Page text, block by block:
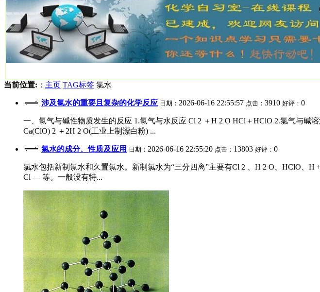
W X Y Z
当前位置: ： 主页 TAG标签 氯水
涉及氯水的重要且复杂的化学反应 日期： 2026-06-16 22:55:57 点击： 3910 好评： 0
一、氯气与碱性物质发生的反应 1.氯气与水反应 Cl 2 ＋H 2 O HCl＋HClO 2.氯气与碱
Ca(ClO) 2 ＋2H 2 O(工业上制漂白粉) ...
氯水的成分、性质及应用 日期： 2026-06-16 22:55:20 点击： 13803 好评： 0
氯水包括新制氯水和久置氯水。新制氯水为“三分四离”主要有Cl 2 、H 2 O、HClO、
Cl — 等。一般没有特...